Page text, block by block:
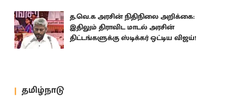
த.வெ.க அரசின் நிதிநிலை அறிக்கை:
இதிலும் திராவிட மாடல் அரசின்
திட்டங்களுக்கு ஸ்டிக்கர் ஒட்டிய விஜய்!
தமிழ்நாடு